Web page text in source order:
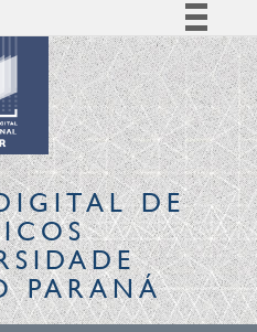
Simplifique!
Comunica BR
Participe
Acesso à informação
Legislação
CanaisDE
PARANÁ